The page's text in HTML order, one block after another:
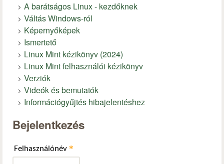
A barátságos Linux - kezdőknek
Váltás Windows-ról
Képernyőképek
Ismertető
Linux Mint kézikönyv (2024)
Linux Mint felhasználói kézikönyv
Verziók
Videók és bemutatók
Információgyűjtés hibajelentéshez
Bejelentkezés
Felhasználónév *